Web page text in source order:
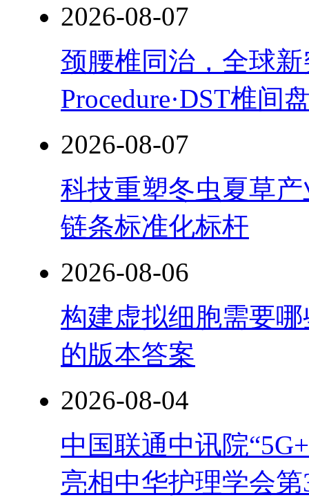
2026-08-07
颈腰椎同治，全球
Procedure·DST椎间
2026-08-07
科技重塑冬虫夏草
链条标准化标杆
2026-08-06
构建虚拟细胞需要
的版本答案
2026-08-04
中国联通中讯院
亮相中华护理学会